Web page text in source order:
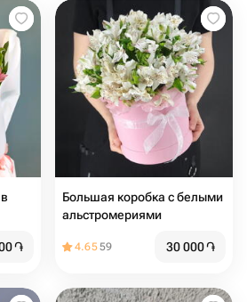
֏
Большая коробка с белыми
альстромериями
4.6559 30 000֏